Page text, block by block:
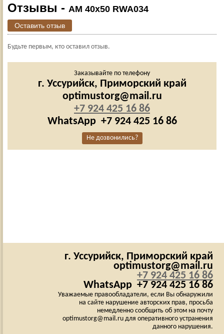
Отзывы - AM 40x50 RWA034
Оставить отзыв
Будьте первым, кто оставил отзыв.
Заказывайте по телефону
г. Уссурийск, Приморский край
optimustorg@mail.ru
+7 924 425 16 86
WhatsApp +7 924 425 16 86
Не дозвонились?
г. Уссурийск, Приморский край
optimustorg@mail.ru
+7 924 425 16 86
WhatsApp +7 924 425 16 86
Уважаемые правообладатели, если Вы обнаружили
на сайте нарушение авторских прав, просьба
немедленно сообщить об этом на почту
optimustorg@mail.ru для оперативного устранения
данного нарушения.